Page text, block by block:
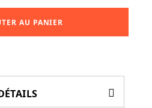
AU PANIER